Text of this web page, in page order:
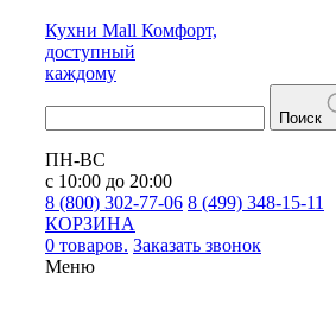
Кухни Mall Комфорт,
доступный
каждому
Поиск
ПН-ВС
с 10:00 до 20:00
8 (800) 302-77-06 8 (499) 348-15-11
КОРЗИНА
0 товаров. Заказать звонок
Меню